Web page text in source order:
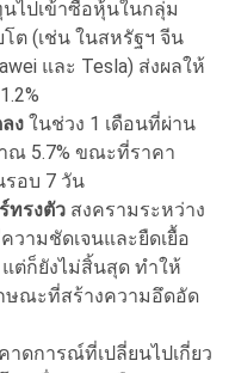
นไปเข้าซื้อหุ้นในกลุ่ม
ต (เช่น ในสหรัฐฯ จีน
และ Tesla) ส่งผลให้
ง ในช่วง 1 เดือนที่ผ่าน
ณ 5.7% ขณะที่ราคา
รอบ 7 วัน
ทรงตัว สงครามระหว่าง
วามชัดเจนและยืดเยื้อ
ต่ก็ยังไม่สิ้นสุด ทำให้
ษณะที่สร้างความอึดอัด
าดการณ์ที่เปลี่ยนไปเกี่ยว